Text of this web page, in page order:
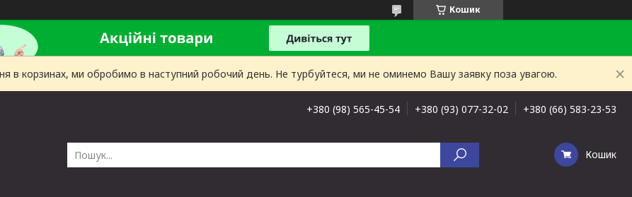
Кошик
в корзинах, ми обробимо в наступний робочий день. Не турбуйтеся, ми не оминемо Вашу заявку поза увагою.
+380 (98) 565-45-54 +380 (93) 077-32-02 +380 (66) 583-23-53
Кошик